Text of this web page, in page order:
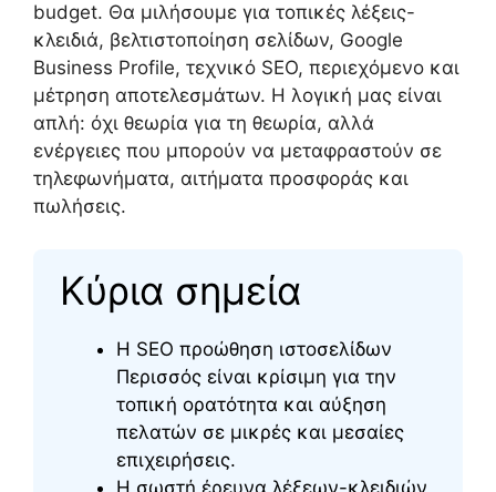
budget. Θα μιλήσουμε για τοπικές λέξεις-
κλειδιά, βελτιστοποίηση σελίδων, Google
Business Profile, τεχνικό SEO, περιεχόμενο και
μέτρηση αποτελεσμάτων. Η λογική μας είναι
απλή: όχι θεωρία για τη θεωρία, αλλά
ενέργειες που μπορούν να μεταφραστούν σε
τηλεφωνήματα, αιτήματα προσφοράς και
πωλήσεις.
Κύρια σημεία
Η SEO προώθηση ιστοσελίδων
Περισσός είναι κρίσιμη για την
τοπική ορατότητα και αύξηση
πελατών σε μικρές και μεσαίες
επιχειρήσεις.
Η σωστή έρευνα λέξεων-κλειδιών